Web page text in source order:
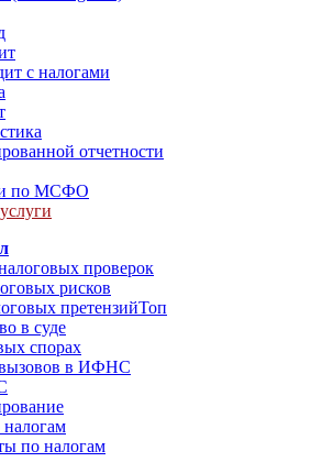
с налогами
отчетности
по МСФО
проверок
рисков
претензийТоп
в суде
спорах
в ИФНС
по налогам